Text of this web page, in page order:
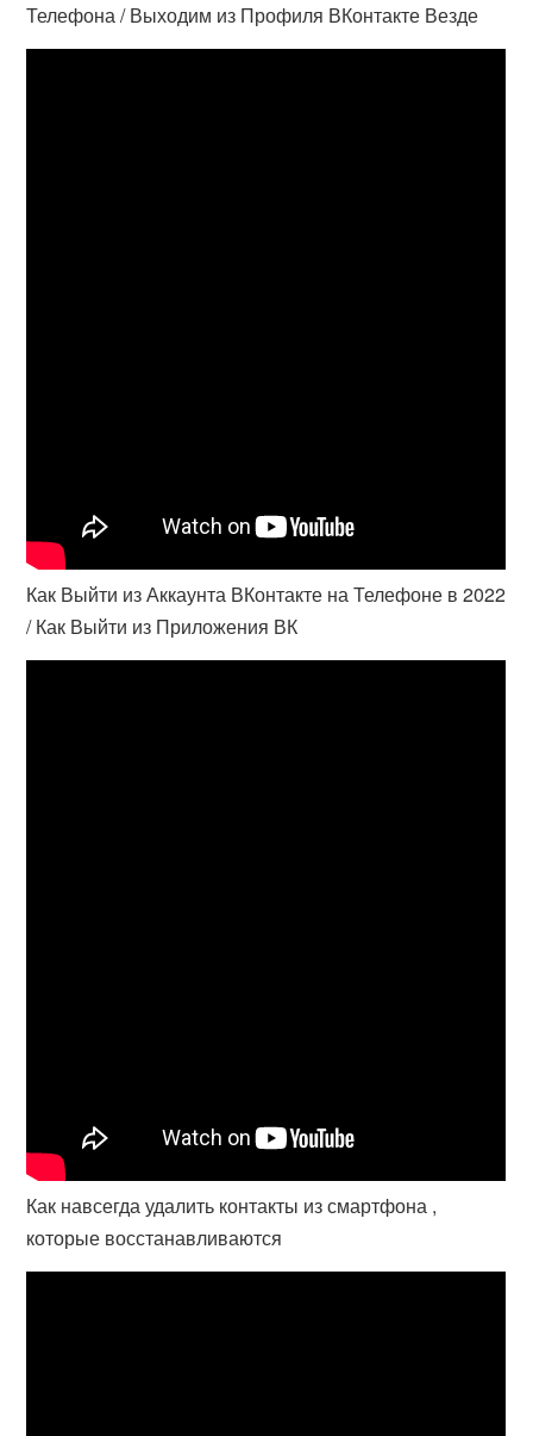
Телефона / Выходим из Профиля ВКонтакте Везде
Как Выйти из Аккаунта ВКонтакте на Телефоне в 2022
/ Как Выйти из Приложения ВК
Как навсегда удалить контакты из смартфона ,
которые восстанавливаются